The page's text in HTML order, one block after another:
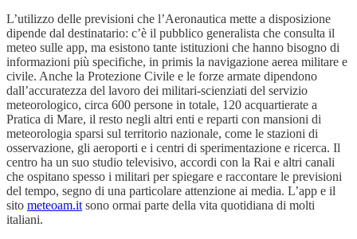
L’utilizzo delle previsioni che l’Aeronautica mette a disposizione
dipende dal destinatario: c’è il pubblico generalista che consulta il
meteo sulle app, ma esistono tante istituzioni che hanno bisogno di
informazioni più specifiche, in primis la navigazione aerea militare e
civile. Anche la Protezione Civile e le forze armate dipendono
dall’accuratezza del lavoro dei militari-scienziati del servizio
meteorologico, circa 600 persone in totale, 120 acquartierate a
Pratica di Mare, il resto negli altri enti e reparti con mansioni di
meteorologia sparsi sul territorio nazionale, come le stazioni di
osservazione, gli aeroporti e i centri di sperimentazione e ricerca. Il
centro ha un suo studio televisivo, accordi con la Rai e altri canali
che ospitano spesso i militari per spiegare e raccontare le previsioni
del tempo, segno di una particolare attenzione ai media. L’app e il
sito meteoam.it sono ormai parte della vita quotidiana di molti
italiani.